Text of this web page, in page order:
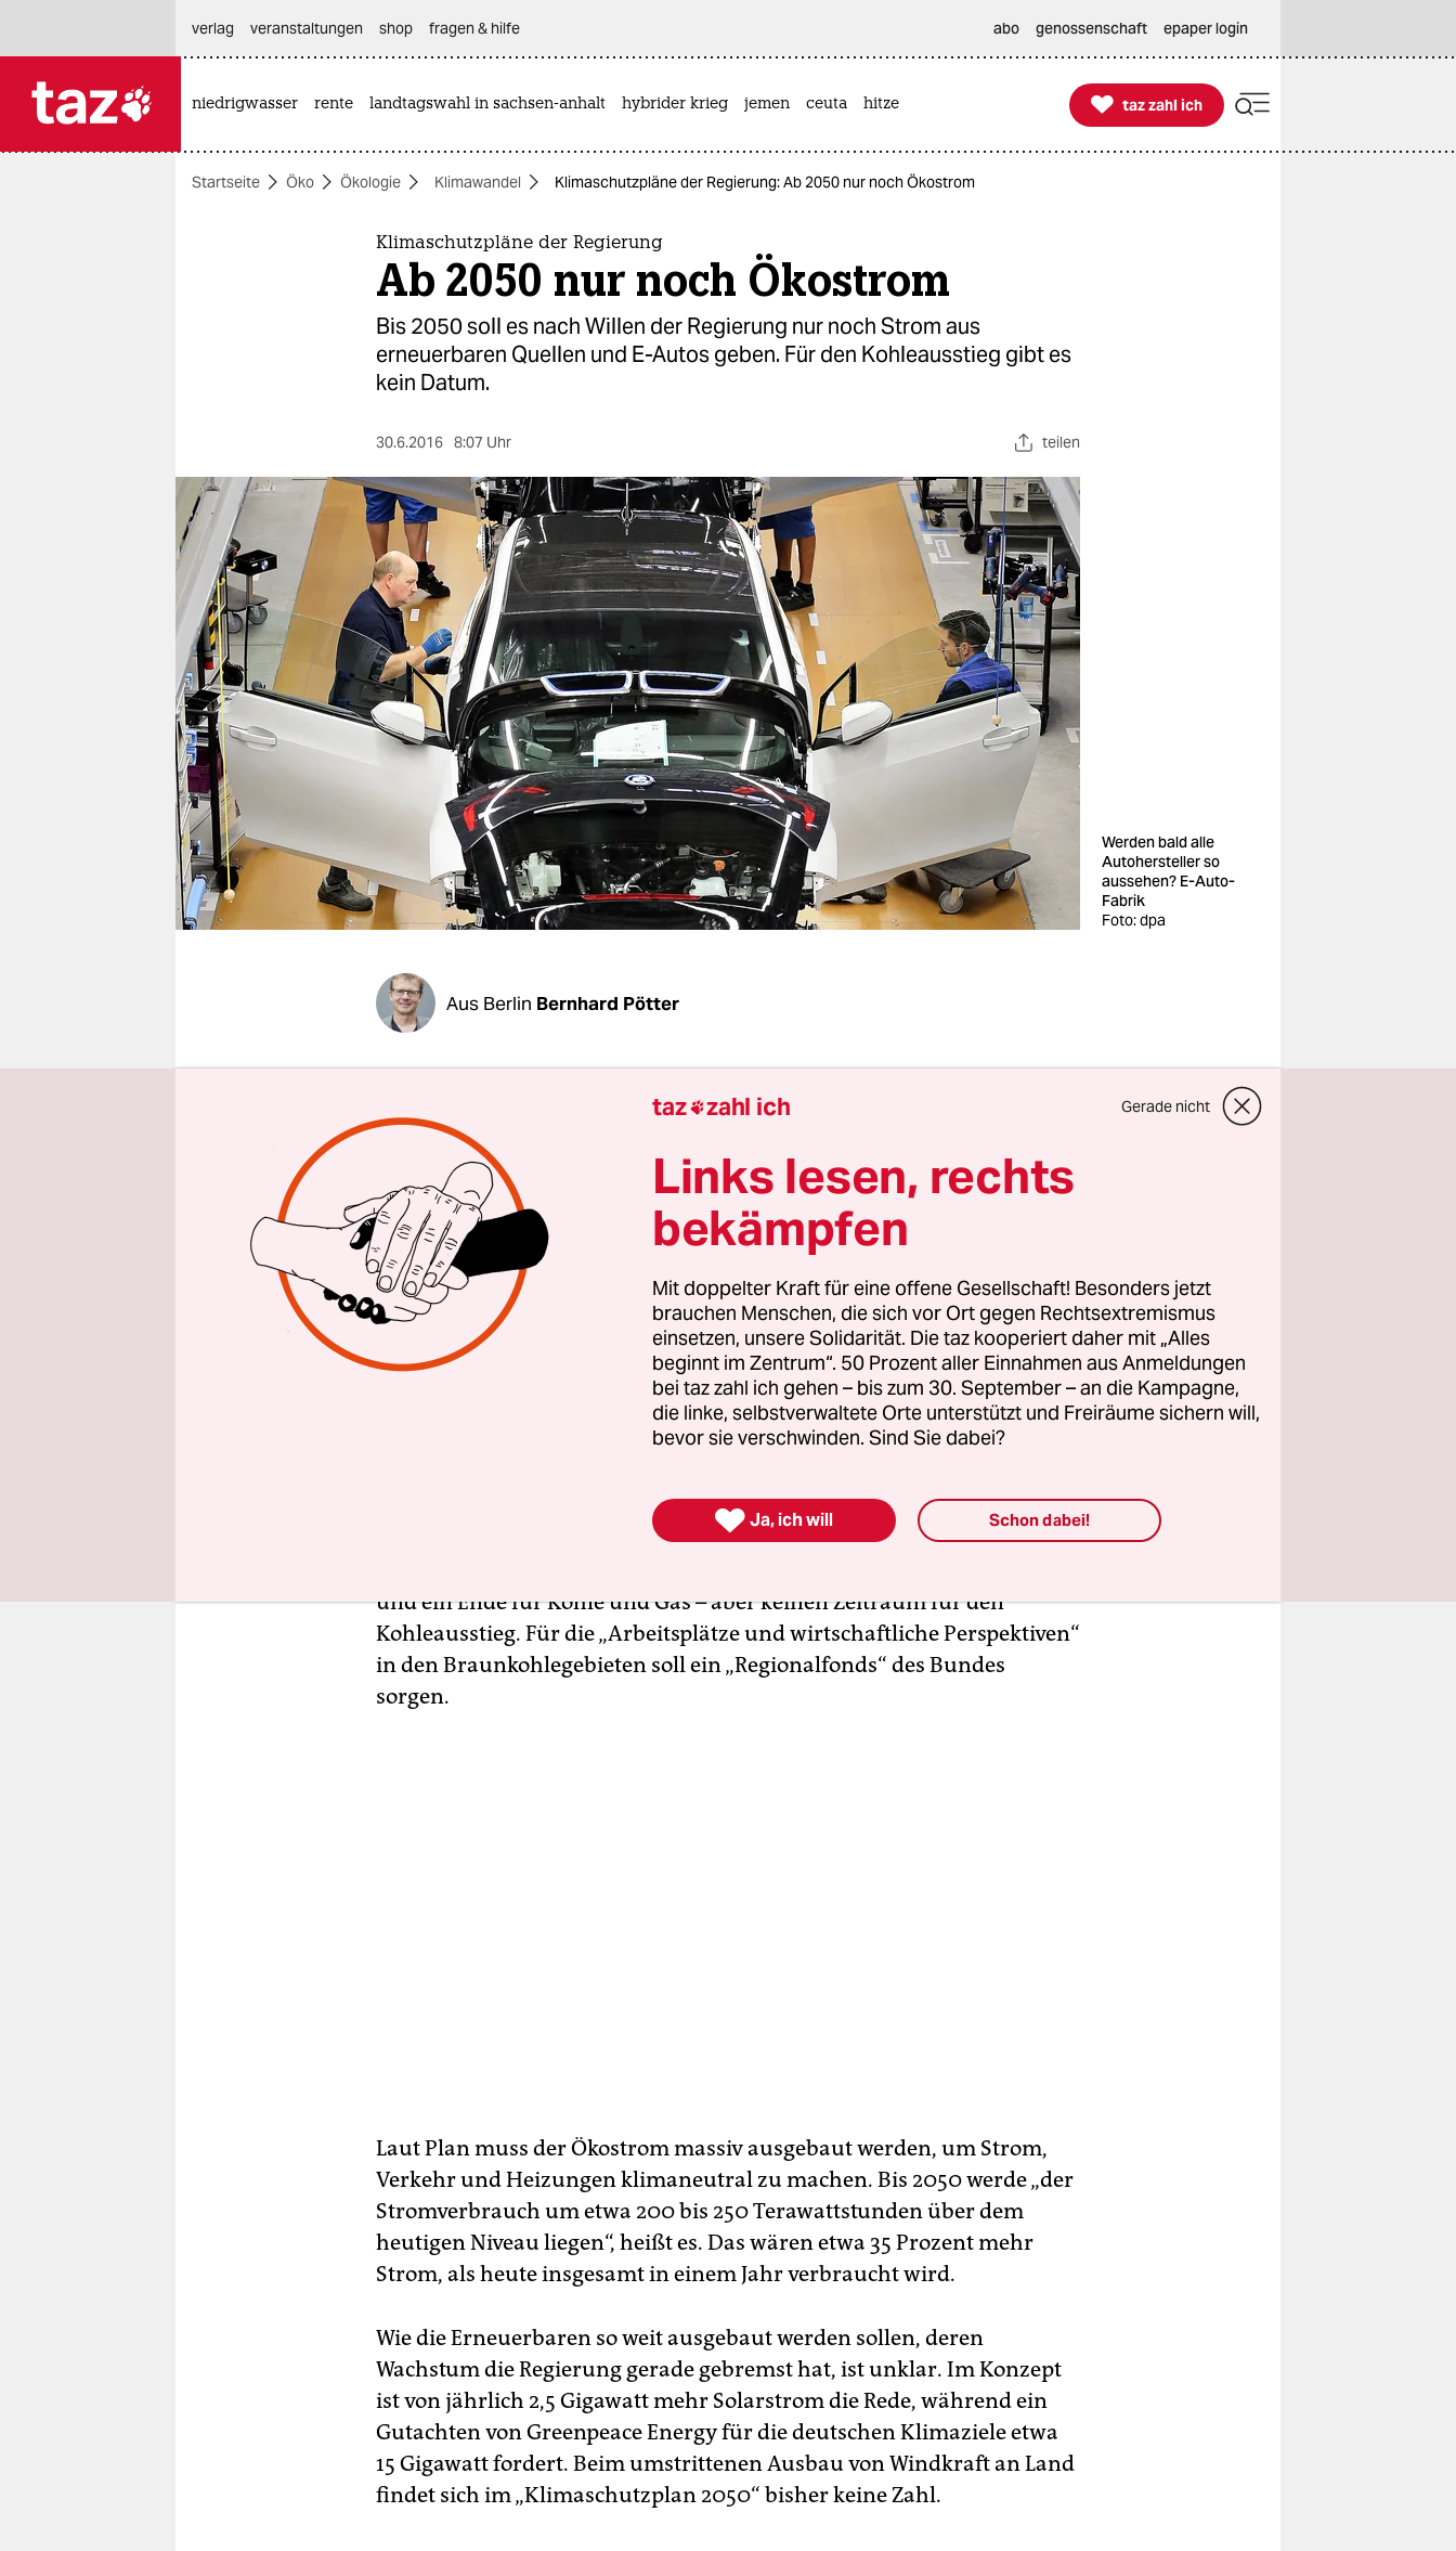
themen
berlin
nord
wahrheit
verlag
verlag
veranstaltungen
shop
fragen & hilfe
unterstützen
abo
genossenschaft
verlag
veranstaltungen shop fragen & hilfe abo genossenschaft epaper login
niedrigwasser rente landtagswahl in sachsen-anhalt hybrider krieg jemen ceuta hitze 
taz zahl ich
taz zahl ich
Startseite Öko Ökologie Klimawandel Klimaschutzpläne der Regierung: Ab 2050 nur noch Ökostrom
Klimaschutzpläne der Regierung
Ab 2050 nur noch Ökostrom
Bis 2050 soll es nach Willen der Regierung nur noch Strom aus
erneuerbaren Quellen und E-Autos geben. Für den Kohleausstieg gibt es
kein Datum.
30.6.2016 8:07 Uhr teilen
Werden bald alle
Autohersteller so
aussehen? E-Auto-
Fabrik
Foto: dpa
Aus Berlin Bernhard Pötter
Ernsthafter Klimaschutz in Deutschland bedeutet für die
Bundesregierung bis 2050 einen völligen Umbau der
Energieversorgung, umfassende Sanierung von Gebäuden, schon ab
2030 Autos ohne Verbrennungsmotor und eine Vorreiterrolle für die
Bundesregierung. So steht es zumindest im Entwurf des
„Klimaschutzplans 2050“, der vom Umweltministerium erstellt wurde.
Das Papier, das der taz vorliegt, wurde mit dem
Wirtschaftsministerium abgestimmt und liegt derzeit im Kanzleramt.
Im Sommer sollen sich die anderen Ressorts damit beschäftigen.
Der Plan übersetzt das Pariser Klima-Abkommen vom Dezember 2015
in deutsche Politik. Anders als im „Aktionsprogramm Klimaschutz“
Ressorts, sondern macht selbst Vorschläge – allerdings sehr vorsichtig.
So fordert es zwar besonders von der Energiewirtschaft, die 40 Prozent
und ein Ende für Kohle und Gas – aber keinen Zeitraum für den
Kohleausstieg. Für die „Arbeitsplätze und wirtschaftliche Perspektiven“
in den Braunkohlegebieten soll ein „Regionalfonds“ des Bundes
sorgen.
Laut Plan muss der Ökostrom massiv ausgebaut werden, um Strom,
Verkehr und Heizungen klimaneutral zu machen. Bis 2050 werde „der
Stromverbrauch um etwa 200 bis 250 Terawattstunden über dem
heutigen Niveau liegen“, heißt es. Das wären etwa 35 Prozent mehr
Strom, als heute insgesamt in einem Jahr verbraucht wird.
Wie die Erneuerbaren so weit ausgebaut werden sollen, deren
Wachstum die Regierung gerade gebremst hat, ist unklar. Im Konzept
ist von jährlich 2,5 Gigawatt mehr Solarstrom die Rede, während ein
Gutachten von Greenpeace Energy für die deutschen Klimaziele etwa
15 Gigawatt fordert. Beim umstrittenen Ausbau von Windkraft an Land
findet sich im „Klimaschutzplan 2050“ bisher keine Zahl.
taz zahl ich Gerade nicht
Links lesen, rechts
bekämpfen
Mit doppelter Kraft für eine offene Gesellschaft! Besonders jetzt
brauchen Menschen, die sich vor Ort gegen Rechtsextremismus
einsetzen, unsere Solidarität. Die taz kooperiert daher mit „Alles
beginnt im Zentrum“. 50 Prozent aller Einnahmen aus Anmeldungen
bei taz zahl ich gehen – bis zum 30. September – an die Kampagne,
die linke, selbstverwaltete Orte unterstützt und Freiräume sichern will,
bevor sie verschwinden. Sind Sie dabei?
 Ja, ich will Schon dabei!